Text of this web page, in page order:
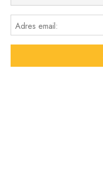
Adres email: